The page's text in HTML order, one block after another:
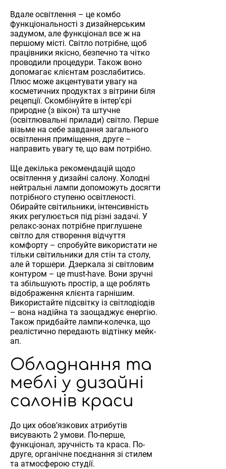
Вдале освітлення – це комбо
функціональності з дизайнерським
задумом, але функціонал все ж на
першому місті. Світло потрібне, щоб
працівники якісно, безпечно та чітко
проводили процедури. Також воно
допомагає клієнтам розслабитись.
Плюс може акцентувати увагу на
косметичних продуктах з вітрини біля
рецепції. Скомбінуйте в інтер’єрі
природне (з вікон) та штучне
(освітлювальні прилади) світло. Перше
візьме на себе завдання загального
освітлення приміщення, друге –
направить увагу те, що вам потрібно.
Ще декілька рекомендацій щодо
освітлення у дизайні салону. Холодні
нейтральні лампи допоможуть досягти
потрібного ступеню освітленості.
Обирайте світильники, інтенсивність
яких регулюється під різні задачі. У
релакс-зонах потрібне приглушене
світло для створення відчуття
комфорту – спробуйте використати не
тільки світильники для стін та столу,
але й торшери. Дзеркала зі світловим
контуром – це must-have. Вони зручні
та збільшують простір, а ще роблять
відображення клієнта гарнішим.
Використайте підсвітку із світлодіодів
– вона надійна та заощаджує енергію.
Також придбайте лампи-колечка, що
реалістично передають відтінку мейк-
ап.
Обладнання та
меблі у дизайні
салонів краси
До цих обов’язкових атрибутів
висувають 2 умови. По-перше,
функціонал, зручність та краса. По-
друге, органічне поєднання зі стилем
та атмосферою студії.